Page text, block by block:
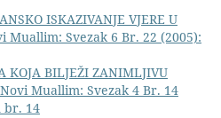
ISKAZIVANJE VJERE U
Muallim: Svezak 6 Br. 22 (2005):
KOJA BILJEŽI ZANIMLJIVU
Novi Muallim: Svezak 4 Br. 14
br. 14